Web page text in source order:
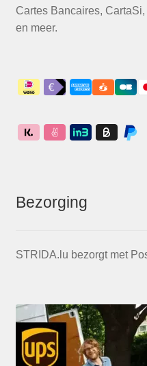
Cartes Bancaires,
en meer.
Bezorging
STRIDA.lu bezorgt met